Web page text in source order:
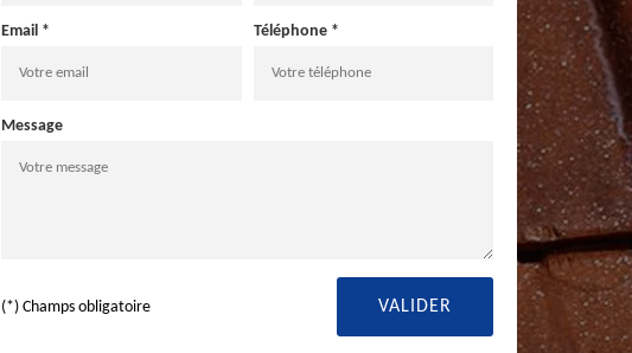
Email * Téléphone *
Message
(*) Champs obligatoire